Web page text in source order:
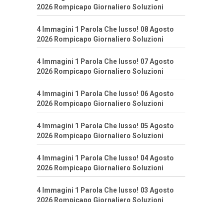
2026 Rompicapo Giornaliero Soluzioni
4 Immagini 1 Parola Che lusso! 08 Agosto
2026 Rompicapo Giornaliero Soluzioni
4 Immagini 1 Parola Che lusso! 07 Agosto
2026 Rompicapo Giornaliero Soluzioni
4 Immagini 1 Parola Che lusso! 06 Agosto
2026 Rompicapo Giornaliero Soluzioni
4 Immagini 1 Parola Che lusso! 05 Agosto
2026 Rompicapo Giornaliero Soluzioni
4 Immagini 1 Parola Che lusso! 04 Agosto
2026 Rompicapo Giornaliero Soluzioni
4 Immagini 1 Parola Che lusso! 03 Agosto
2026 Rompicapo Giornaliero Soluzioni